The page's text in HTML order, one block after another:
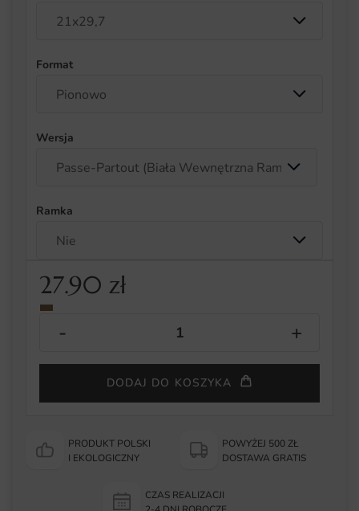
Format
Wersja
Ramka
27.90 zł
DODAJ DO KOSZYKA
PRODUKT POLSKI
I EKOLOGICZNY
POWYŻEJ 500 ZŁ
DOSTAWA GRATIS
CZAS REALIZACJI